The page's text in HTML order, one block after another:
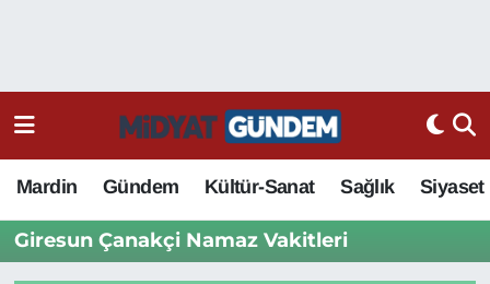
Mardin Gündem Kültür-Sanat Sağlık Siyaset
Giresun Çanakçi Namaz Vakitleri